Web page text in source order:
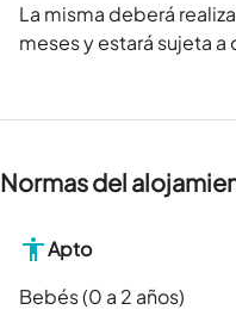
La misma deberá
meses y estará sujeta
Normas del
Apto
Bebés (0 a 2 años)